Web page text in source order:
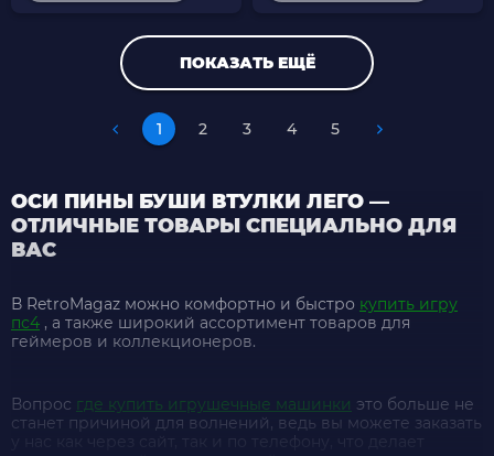
ПОКАЗАТЬ ЕЩЁ
1 2 3 4 5
ОСИ ПИНЫ БУШИ ВТУЛКИ ЛЕГО —
ОТЛИЧНЫЕ ТОВАРЫ СПЕЦИАЛЬНО ДЛЯ
ВАС
В RetroMagaz можно комфортно и быстро купить игру
пс4 , а также широкий ассортимент товаров для
геймеров и коллекционеров.
Вопрос где купить игрушечные машинки это больше не
станет причиной для волнений, ведь вы можете заказать
у нас как через сайт, так и по телефону, что делает